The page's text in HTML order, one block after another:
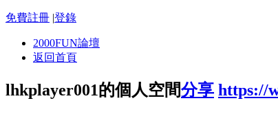
免費註冊 |登錄
2000FUN論壇
返回首頁
lhkplayer001的個人空間分享 https://